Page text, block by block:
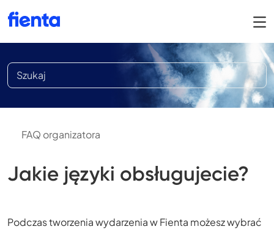
FAQ organizatora
Jakie języki obsługujecie?
Podczas tworzenia wydarzenia w Fienta możesz wybrać